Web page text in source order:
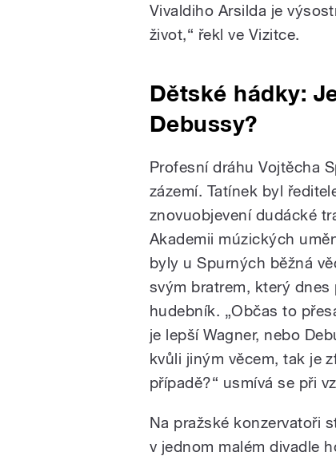
Vivaldiho Arsilda je
život,“ řekl ve Vizitce.
Dětské hádky:
Debussy?
Profesní dráhu Vojtěcha
zázemí. Tatínek byl
znovuobjevení dudácké
Akademii múzických
byly u Spurných běžná
svým bratrem, který
hudebník. „Občas to
je lepší Wagner, nebo
kvůli jiným věcem, tak je
případě?“ usmívá se při
Na pražské konzervatoři
v jednom malém divadle